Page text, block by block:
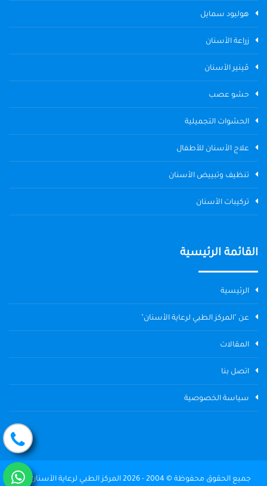
هوليود سمايل
زراعة الأسنان
ڤينير الأسنان
حشو عصب
الحشوات التجميلية
علاج الأسنان للأطفال
تنظيف وتبييض الأسنان
تركيبات الأسنان
القائمة الرئيسية
الرئيسية
عن "المركز الطبي لرعاية الأسنان"
المقالات
اتصل بنا
سياسة الخصوصية
جميع الحقوق محفوظة © 2004 - 2026 المركز الطبي لرعاية الأسنان The